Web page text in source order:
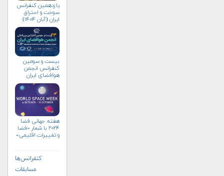
یازدهمین کنفرانس
سوخت و احتراق
ایران (آبان‌ ۱۴۰۴)
بیست و سومین
کنفرانس انجمن
هوافضای ايران
هفته جهانی فضا
۲۰۲۴ با شعار «فضا
و تغییرات اقلیمی»
کنفرانس‌ها
مسابقات